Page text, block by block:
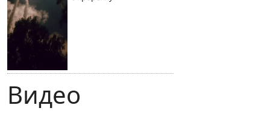
Видео